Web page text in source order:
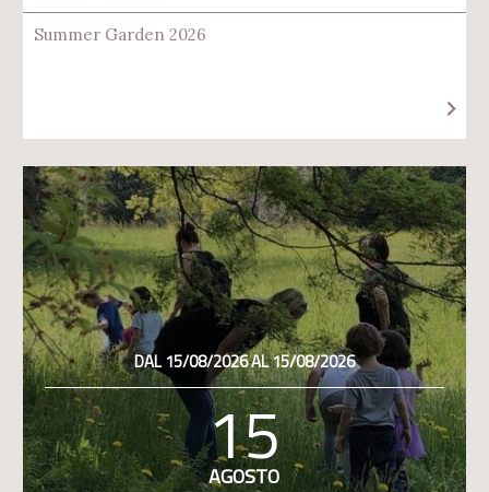
Summer Garden 2026
DAL 15/08/2026 AL 15/08/2026
15
AGOSTO